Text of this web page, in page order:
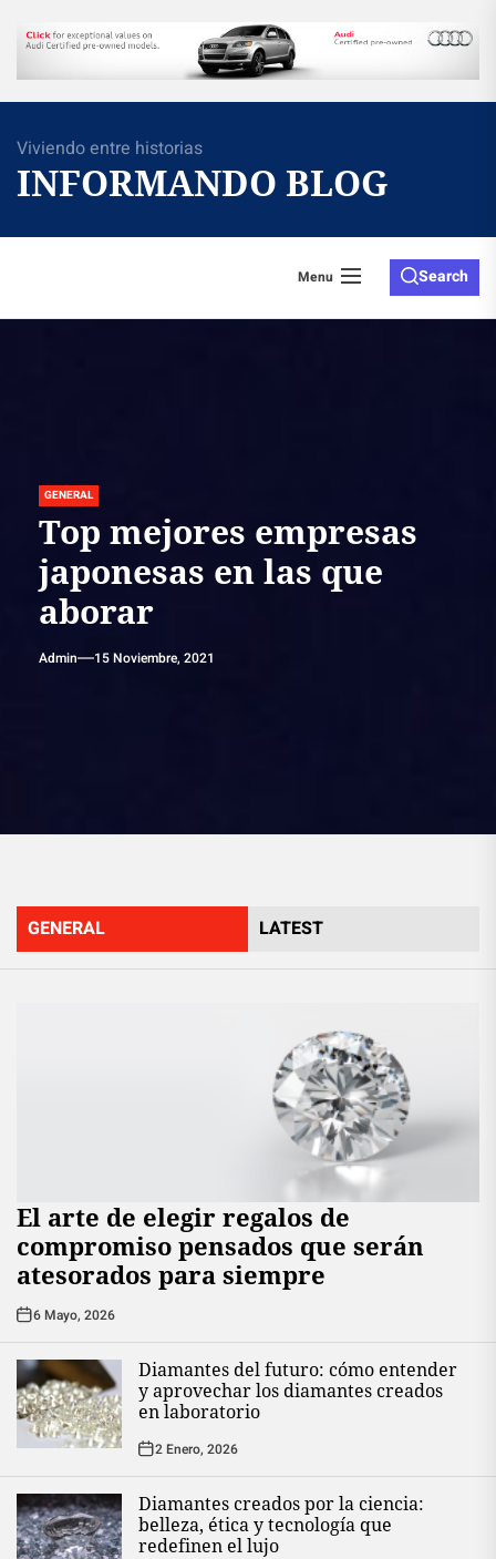
Skip
the
Viviendo entre historias
INFORMANDO BLOG
Menu Search
GENERAL
Top mejores empresas
japonesas en las que
aborar
Admin 15 Noviembre, 2021
GENERAL LATEST
El arte de elegir regalos de
compromiso pensados que serán
atesorados para siempre
6 Mayo, 2026
Diamantes del futuro: cómo entender
y aprovechar los diamantes creados
en laboratorio
2 Enero, 2026
Diamantes creados por la ciencia:
belleza, ética y tecnología que
redefinen el lujo